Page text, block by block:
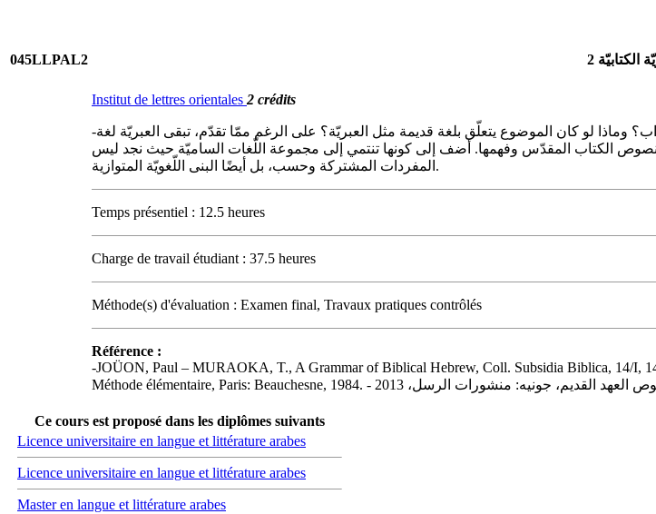
045LLPAL2 الكتابيّة
Institut de lettres orientales 2 crédits
-في زمنٍ يتمّ فيه تصحيح النصوص الرقميّة تلقائيًّا، هل ما زال الأمر يستحقّ تعلّم قواعد الإعراب؟ وماذا لو كان الموضوع يتعلّق بلغة قديمة مثل العبريّة؟ على الرغم ممّا تقدّم، تبقى العبريّة لغة
الكتاب المقدّس وفهمها. أضف إلى كونها تنتمي إلى مجموعة اللّغات الساميّة حيث نجد ليس
المفردات المشتركة وحسب، بل أيضًا البنى اللّغويّة المتوازية.
Temps présentiel : 12.5 heures
Charge de travail étudiant : 37.5 heures
Méthode(s) d'évaluation : Examen final, Travaux pratiques contrôlés
Référence :
-JOÜON, Paul – MURAOKA, T., A Grammar of Biblical Hebrew, Coll. Subsidia Biblica, 14/I,
Ce cours est proposé dans les diplômes suivants
Licence universitaire en langue et littérature arabes
Licence universitaire en langue et littérature arabes
Master en langue et littérature arabes